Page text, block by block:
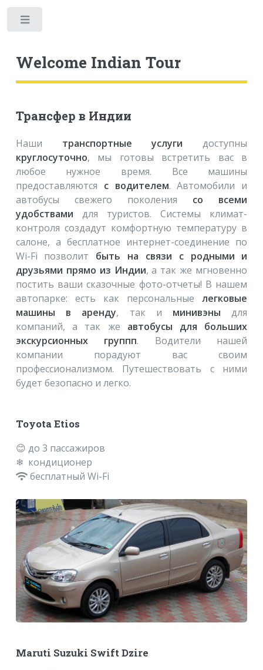
Welcome Indian Tour
Трансфер в Индии
Наши транспортные услуги доступны
круглосуточно, мы готовы встретить вас в
любое нужное время. Все машины
предоставляются с водителем. Автомобили и
автобусы свежего поколения со всеми
удобствами для туристов. Системы климат-
контроля создадут комфортную температуру в
салоне, а бесплатное интернет-соединение по
Wi-Fi позволит быть на связи с родными и
друзьями прямо из Индии, а так же мгновенно
постить ваши сказочные фото-отчеты! В нашем
автопарке: есть как персональныелегковые
машины в аренду, так и минивэны для
компаний, а так же автобусы для больших
экскурсионных группп. Водители нашей
компании порадуют вас своим
профессионализмом. Путешествовать с ними
будет безопасно и легко.
Toyota Etios
😊 до 3 пассажиров
❄ кондиционер
бесплатный Wi-Fi
Maruti Suzuki Swift Dzire